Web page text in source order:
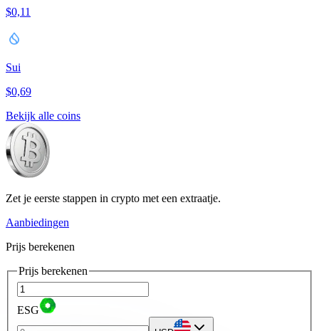
$0,11
Sui
$0,69
Bekijk alle coins
Zet je eerste stappen in crypto met een extraatje.
Aanbiedingen
Prijs berekenen
Prijs berekenen
ESG